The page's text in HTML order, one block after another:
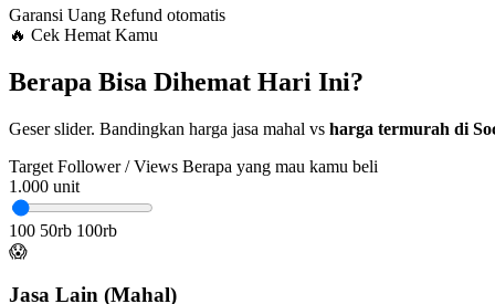
Garansi Uang Refund otomatis
🔥 Cek Hemat Kamu
Berapa Bisa Dihemat Hari Ini?
Geser slider. Bandingkan harga jasa mahal vs harga termurah di
Target Follower / Views Berapa yang mau kamu beli
1.000 unit
100 50rb 100rb
😱
Jasa Lain (Mahal)